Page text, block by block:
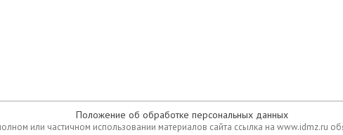
Положение об обработке персональных данных
или частичном использовании материалов сайта ссылка на www.idmz.ru